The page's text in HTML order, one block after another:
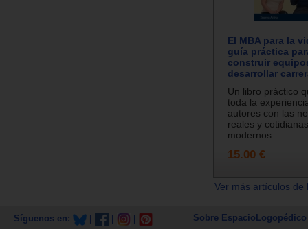
El MBA para la
guía práctica
construir
desarrollar
Un libro práctico
toda la
autores con las
reales y
modernos...
15.00 €
Ver más artículos
Síguenos en: Sobre EspacioLogopédico